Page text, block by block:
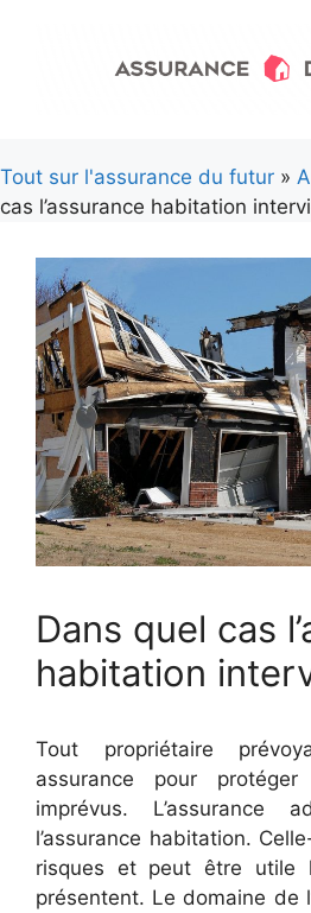
Tout sur l'assurance du futur »
cas l’assurance habitation
Dans quel cas
habitation
Tout propriétaire
assurance pour
imprévus. L’assurance
l’assurance habitation.
risques et peut être utile
présentent. Le domaine de